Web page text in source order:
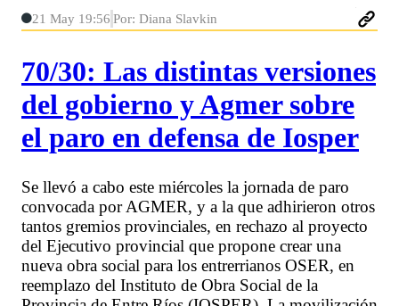
21 May 19:56 Por: Diana Slavkin
70/30: Las distintas versiones
del gobierno y Agmer sobre
el paro en defensa de Iosper
Se llevó a cabo este miércoles la jornada de paro
convocada por AGMER, y a la que adhirieron otros
tantos gremios provinciales, en rechazo al proyecto
del Ejecutivo provincial que propone crear una
nueva obra social para los entrerrianos OSER, en
reemplazo del Instituto de Obra Social de la